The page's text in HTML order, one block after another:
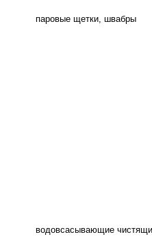
паровые щетки, швабры
водовсасывающие